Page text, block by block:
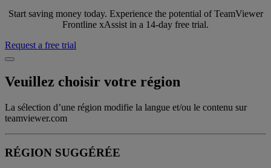
Start saving money today. Experience the potential of TeamViewer
Frontline xAssist in a 14-day free trial.
Request a free trial
Veuillez choisir votre région
La sélection d’une région modifie la langue et/ou le contenu sur
teamviewer.com
RÉGION SUGGÉRÉE